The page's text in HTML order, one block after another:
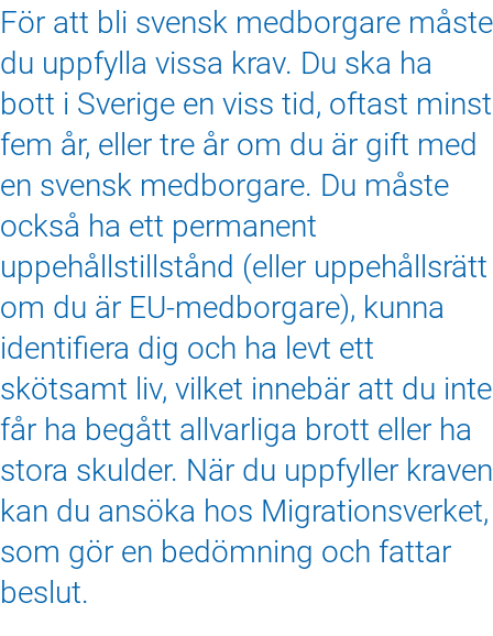
För att bli svensk medborgare måste
du uppfylla vissa krav. Du ska ha
bott i Sverige en viss tid, oftast minst
fem år, eller tre år om du är gift med
en svensk medborgare. Du måste
också ha ett permanent
uppehållstillstånd (eller uppehållsrätt
om du är EU-medborgare), kunna
identifiera dig och ha levt ett
skötsamt liv, vilket innebär att du inte
får ha begått allvarliga brott eller ha
stora skulder. När du uppfyller kraven
kan du ansöka hos Migrationsverket,
som gör en bedömning och fattar
beslut.